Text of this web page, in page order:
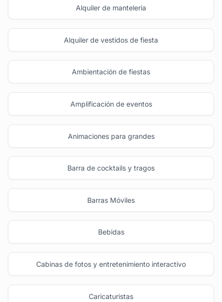
Alquiler de manteleria
Alquiler de vestidos de fiesta
Ambientación de fiestas
Amplificación de eventos
Animaciones para grandes
Barra de cocktails y tragos
Barras Móviles
Bebidas
Cabinas de fotos y entretenimiento interactivo
Caricaturistas